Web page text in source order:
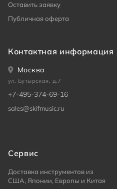
Оставить заявку
Публичная оферта
Контактная информация
Москва
ул. Бутырская, д.7
+7-495-374-69-16
sales@skifmusic.ru
Сервис
Доставка инструментов из
США, Японии, Европы и Китая